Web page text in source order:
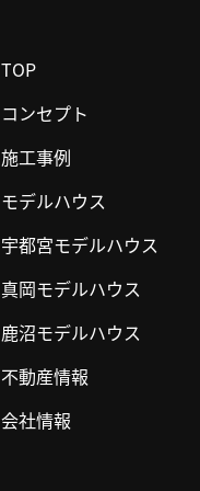
TOP
コンセプト
施工事例
モデルハウス
宇都宮モデルハウス
真岡モデルハウス
鹿沼モデルハウス
不動産情報
会社情報